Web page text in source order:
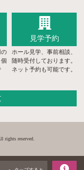
見学予約
ホール見学、事前相談、
随時受付しております。
ネット予約も可能です。
reserved.